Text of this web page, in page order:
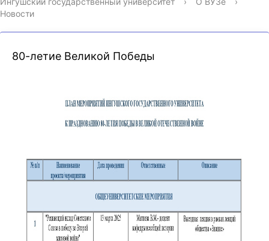
ОБРАЗОВАТЕЛЬНОЙ
ДЕЯТЕЛЬНОСТЬ
Новости
80-летие Великой Победы